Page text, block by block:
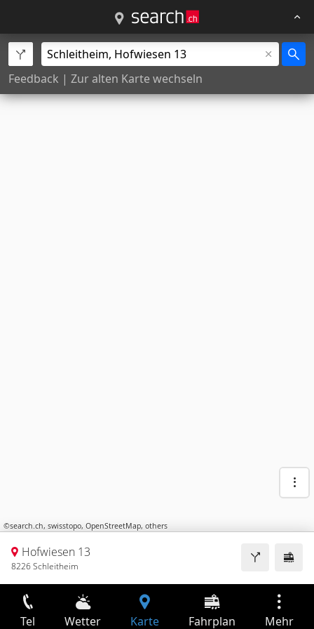
Feedback | Zur alten Karte wechseln
©search.ch, swisstopo, OpenStreetMap, others
Hofwiesen 13
8226 Schleitheim
Tel Wetter Karte Fahrplan Mehr